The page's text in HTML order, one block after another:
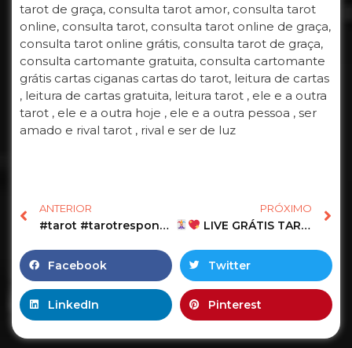
tarot de graça, consulta tarot amor, consulta tarot
online, consulta tarot, consulta tarot online de graça,
consulta tarot online grátis, consulta tarot de graça,
consulta cartomante gratuita, consulta cartomante
grátis cartas ciganas cartas do tarot, leitura de cartas
, leitura de cartas gratuita, leitura tarot , ele e a outra
tarot , ele e a outra hoje , ele e a outra pessoa , ser
amado e rival tarot , rival e ser de luz
ANTERIOR
#tarot #tarotresponde #baralhocigano #cartas #cartomante
PRÓXIMO
LIVE GRÁTIS TAROT e BARALHO CIGANO dia 10/06/2026 às 23:00 horas
Facebook Twitter
LinkedIn Pinterest